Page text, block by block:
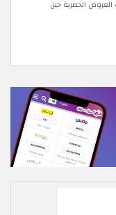
الحصرية حين